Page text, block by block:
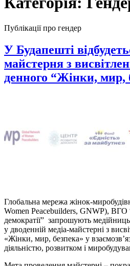
Публікації про гендер
У Будапешті
майстерня з
денного “Жінки, мир,
Глобальна мережа жінок-
Women Peacebuilders, GNWP), ВГО
демократії” запрошують медійниць
у дводенній медіа-майстерні з
«Жінки, мир, безпека» у
діяльністю, розвитком і